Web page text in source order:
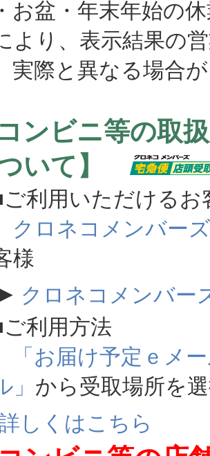
盆・年末年始の
より、表示結果の
際と異なる場合が
コンビニ等の取
いて】
利用いただけるお
クロネコメンバーズ
様
クロネコメンバー
利用方法
「お届け予定ｅメ
」 から受取場所を
しくはこちら